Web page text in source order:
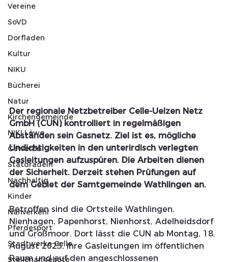
Vereine
SoVD
Dorfladen
Kultur
NIKU
Bücherei
Natur
Kirchengemeinde
NIKI Löwe
Gewerbe
Statdradeln
Nachhaltig
Kinder
Nahverkehr
Pferdesport
Stadtwerke Celle
Stellenangebote
Der regionale Netzbetreiber Celle-Uelzen Netz
GmbH (CUN) kontrolliert in regelmäßigen
Abständen sein Gasnetz. Ziel ist es, mögliche
Undichtigkeiten in den unterirdisch verlegten
Gasleitungen aufzuspüren. Die Arbeiten dienen
der Sicherheit. Derzeit stehen Prüfungen auf
dem Gebiet der Samtgemeinde Wathlingen an.
Betroffen sind die Ortsteile Wathlingen,
Nienhagen, Papenhorst, Nienhorst, Adelheidsdorf
und Großmoor. Dort lässt die CUN ab Montag, 18.
August 2025, ihre Gasleitungen im öffentlichen
Raum und auf den angeschlossenen